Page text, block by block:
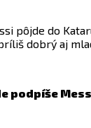
pôjde do
dobrý aj
podpíše